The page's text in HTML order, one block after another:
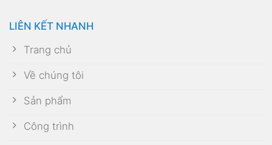
LIÊN KẾT NHANH
Trang chủ
Về chúng tôi
Sản phẩm
Công trình